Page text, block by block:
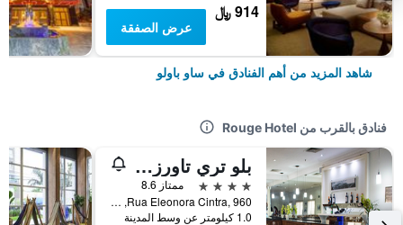
914 ﷼
عرض الصفقة
شاهد المزيد من أهم الفنادق في ساو باولو
فنادق بالقرب من Rouge Hotel
بلو تري تاورز أناليا فرانكو - تاتوابيه
4 نجوم
ممتاز 8.6
Rua Eleonora Cintra, 960, ساو باولو, البرازيل
1.0 كيلومتر عن وسط المدينة